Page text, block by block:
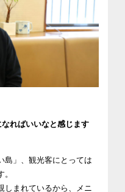
ればいいなと感じます
島」、観光客にとっては
しまれているから、メニ